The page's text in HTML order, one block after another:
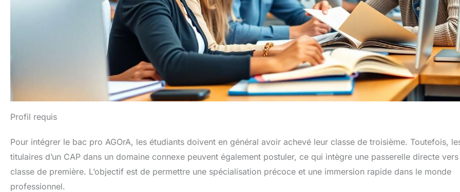
Profil requis
Pour intégrer le bac pro AGOrA, les étudiants doivent en général avoir achevé leur classe de troisième. Toutefois,
titulaires d’un CAP dans un domaine connexe peuvent également postuler, ce qui intègre une passerelle directe
classe de première. L’objectif est de permettre une spécialisation précoce et une immersion rapide dans le monde
professionnel.